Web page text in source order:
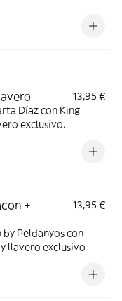
13,95 €
Díaz con King
exclusivo.
+
13,95 €
Peldanyos con
llavero exclusivo